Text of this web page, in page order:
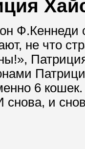
Ф.Кеннеди
не что
6
снова, и